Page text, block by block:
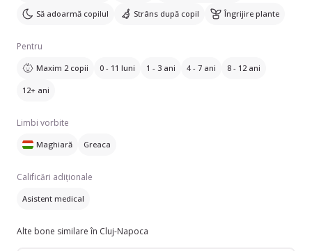
Să adoarmă copilul Strâns după copil Îngrijire plante
Pentru
Maxim 2 copii 0 - 11 luni 1 - 3 ani 4 - 7 ani 8 - 12 ani
12+ ani
Limbi vorbite
Maghiară Greaca
Calificări adiționale
Asistent medical
Alte bone similare în Cluj-Napoca